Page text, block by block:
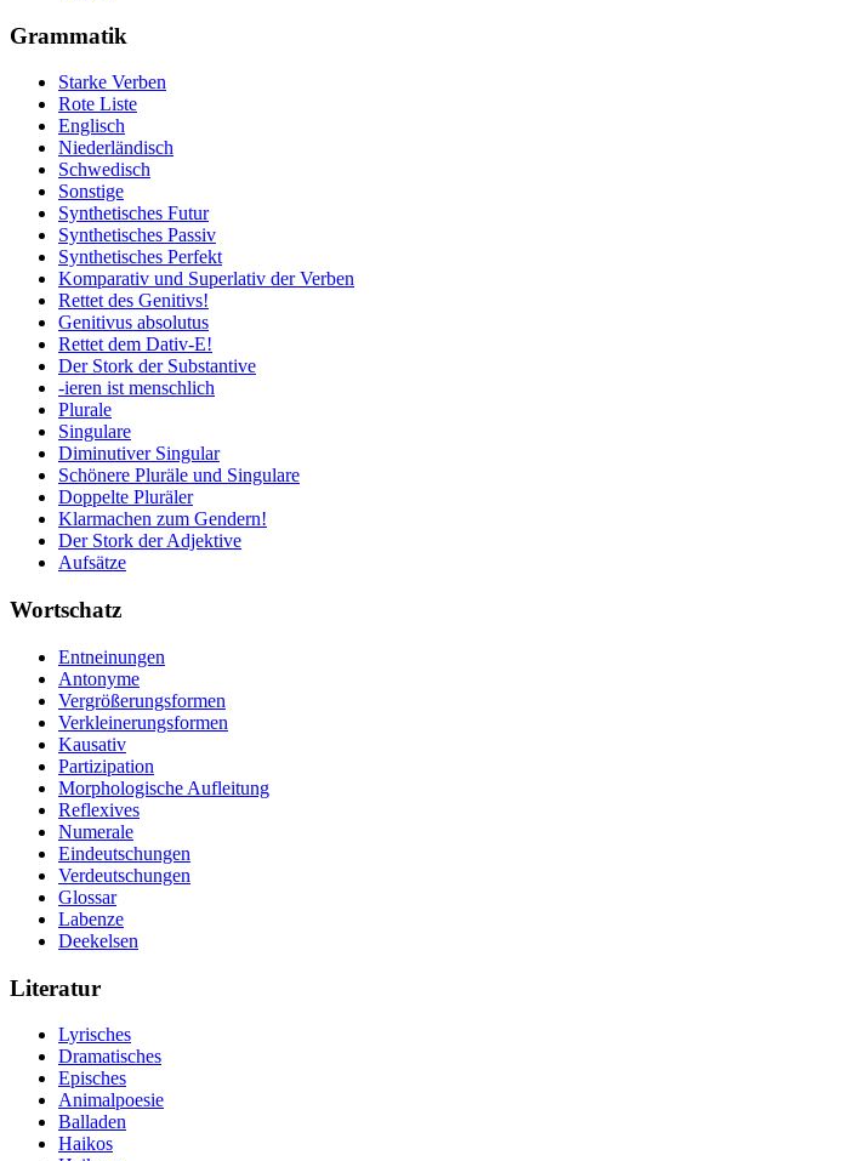
Grammatik
Starke Verben
Rote Liste
Englisch
Niederländisch
Schwedisch
Sonstige
Synthetisches Futur
Synthetisches Passiv
Synthetisches Perfekt
Komparativ und Superlativ der Verben
Rettet des Genitivs!
Genitivus absolutus
Rettet dem Dativ-E!
Der Stork der Substantive
-ieren ist menschlich
Plurale
Singulare
Diminutiver Singular
Schönere Pluräle und Singulare
Doppelte Pluräler
Klarmachen zum Gendern!
Der Stork der Adjektive
Aufsätze
Wortschatz
Entneinungen
Antonyme
Vergrößerungsformen
Verkleinerungsformen
Kausativ
Partizipation
Morphologische Aufleitung
Reflexives
Numerale
Eindeutschungen
Verdeutschungen
Glossar
Labenze
Deekelsen
Literatur
Lyrisches
Dramatisches
Episches
Animalpoesie
Balladen
Haikos